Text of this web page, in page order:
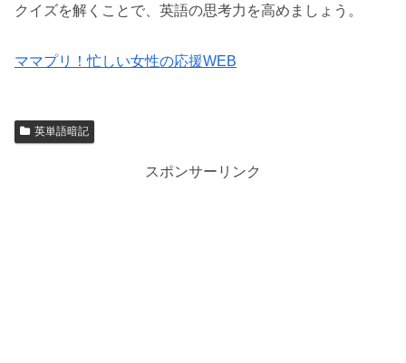
クイズを解くことで、英語の思考力を高めましょう。
ママプリ！忙しい女性の応援WEB
英単語暗記
スポンサーリンク